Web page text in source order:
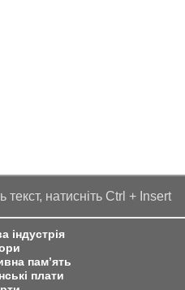
текст, натисніть Ctrl + Insert
індустрія
пам’ять
плати